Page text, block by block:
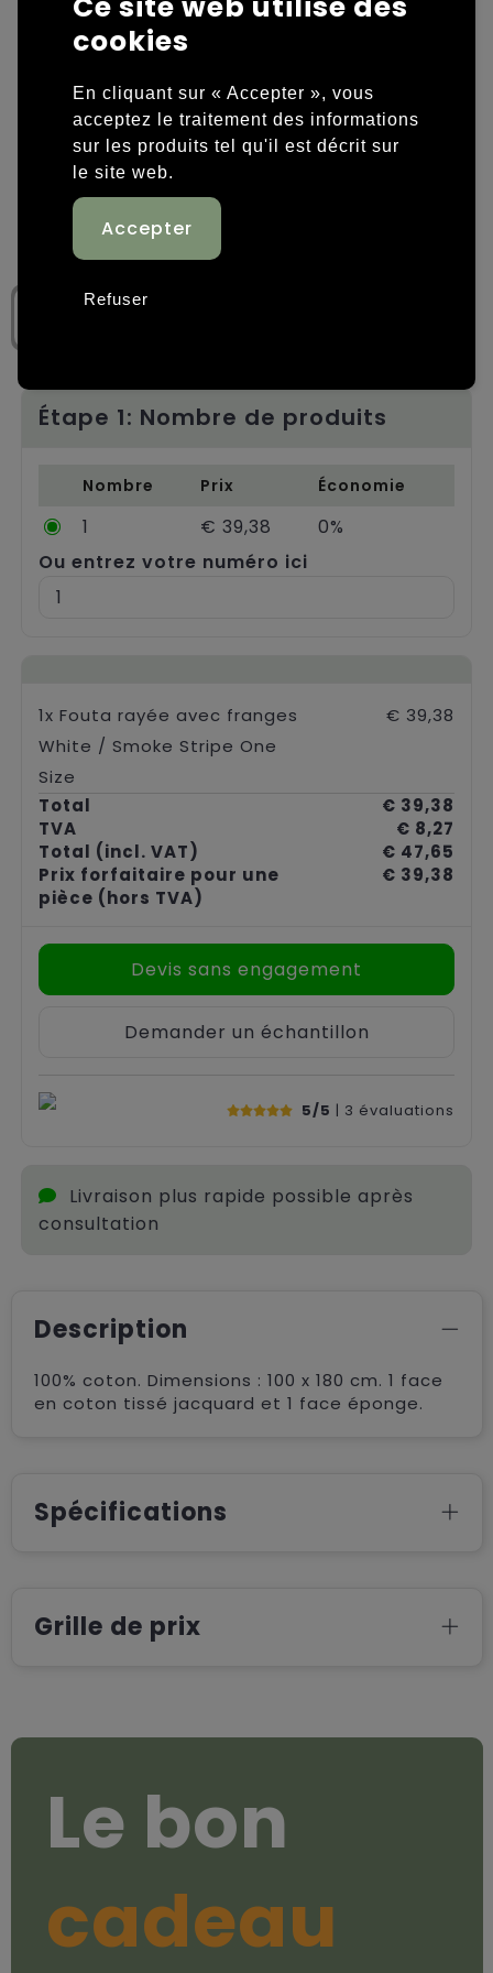
Housses et sacoches ordinateurs portables
Overige tassen
Sacs en papier
Sacs promotionnels
Sacs de voyage
Sacs à dos
Sacs de plage
Chariots
Overige kleding
Polos
Sweaters personnalisés
T-shirts personnalisés
Vestes personnalisées
Chaussures personnalisées
Étape 1: Nombre de produits
Nombre Prix Économie
1 € 39,38
0%
Ou entrez votre numéro ici
1x Fouta rayée avec franges
White / Smoke Stripe One
Size
€ 39,38
Total
€ 39,38
TVA
€ 8,27
Total (incl. VAT)
€ 47,65
Prix forfaitaire pour une
pièce (hors TVA)
€ 39,38
Devis sans engagement
Demander un échantillon
5/5 | 3 évaluations
Livraison plus rapide possible après
consultation
Description
100% coton. Dimensions : 100 x 180 cm. 1 face
en coton tissé jacquard et 1 face éponge.
Spécifications
Grille de prix
Le bon
cadeau
cookies
En cliquant sur « Accepter », vous
acceptez le traitement des informations
sur les produits tel qu'il est décrit sur
le site web.
Refuser